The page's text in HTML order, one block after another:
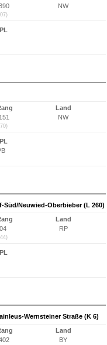
NW
Land
NW
Süd/Neuwied-Oberbieber (L 260)
Land
RP
Wernsteiner Straße (K 6)
Land
BY